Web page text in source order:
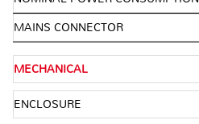
MAINS CONNECTOR
MECHANICAL
ENCLOSURE